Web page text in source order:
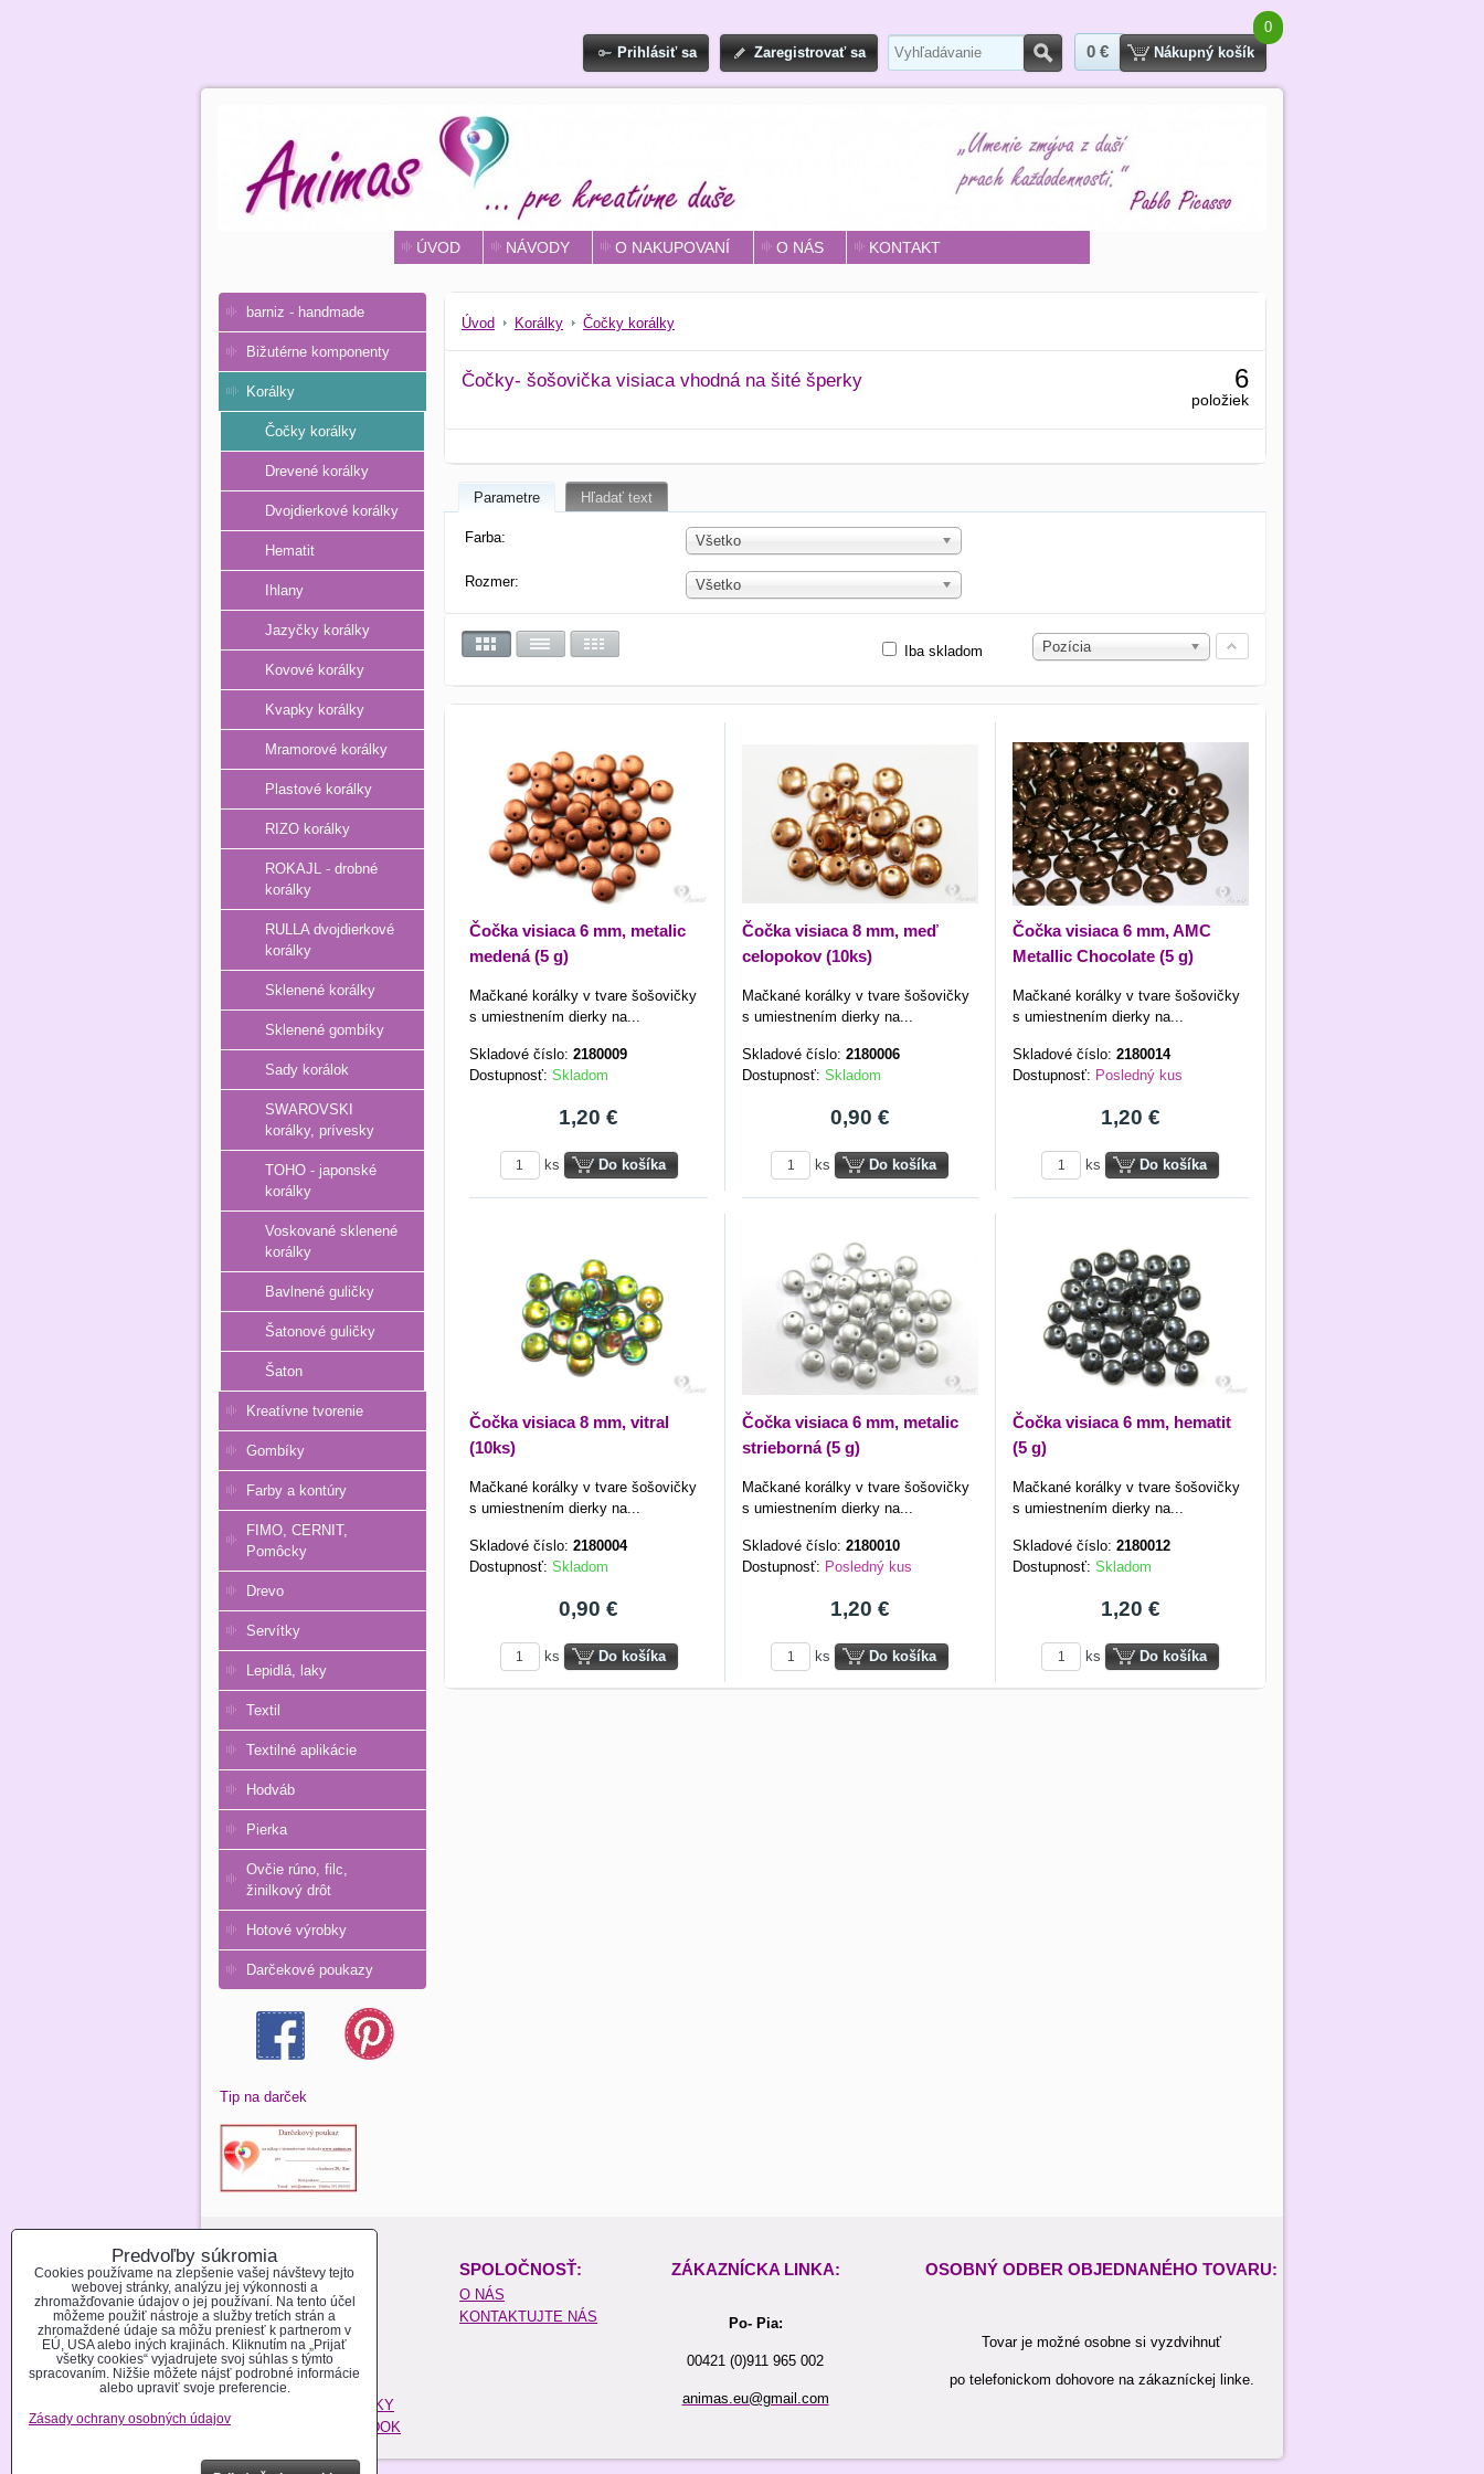
Prihlásiť sa Zaregistrovať sa Hľadať
0 €
0
Nákupný košík
ÚVOD NÁVODY O NAKUPOVANÍ O NÁS KONTAKT
Úvod Korálky Čočky korálky
Čočky- šošovička visiaca vhodná na šité šperky 6
položiek
Parametre Hľadať text
Farba: Všetko
Rozmer: Všetko
Pozícia
Iba skladom
Čočka visiaca 6 mm, metalic
medená (5 g)
Mačkané korálky v tvare šošovičky
s umiestnením dierky na...
Skladové číslo:2180009
Dostupnosť:Skladom
1,20 €
ks Do košíka
Čočka visiaca 8 mm, meď
celopokov (10ks)
Mačkané korálky v tvare šošovičky
s umiestnením dierky na...
Skladové číslo: 2180006
Dostupnosť: Skladom
0,90 €
ks Do košíka
Čočka visiaca 6 mm, AMC
Metallic Chocolate (5 g)
Mačkané korálky v tvare šošovičky
s umiestnením dierky na...
Skladové číslo: 2180014
Dostupnosť: Posledný kus
1,20 €
ks Do košíka
Čočka visiaca 8 mm, vitral
(10ks)
Mačkané korálky v tvare šošovičky
s umiestnením dierky na...
Skladové číslo:2180004
Dostupnosť:Skladom
0,90 €
ks Do košíka
Čočka visiaca 6 mm, metalic
strieborná (5 g)
Mačkané korálky v tvare šošovičky
s umiestnením dierky na...
Skladové číslo: 2180010
Dostupnosť: Posledný kus
1,20 €
ks Do košíka
Čočka visiaca 6 mm, hematit
(5 g)
Mačkané korálky v tvare šošovičky
s umiestnením dierky na...
Skladové číslo: 2180012
Dostupnosť: Skladom
1,20 €
ks Do košíka
barniz - handmade
Bižutérne komponenty
Korálky
Čočky korálky
Drevené korálky
Dvojdierkové korálky
Hematit
Ihlany
Jazyčky korálky
Kovové korálky
Kvapky korálky
Mramorové korálky
Plastové korálky
RIZO korálky
ROKAJL - drobné
korálky
RULLA dvojdierkové
korálky
Sklenené korálky
Sklenené gombíky
Sady korálok
SWAROVSKI
korálky, prívesky
TOHO - japonské
korálky
Voskované sklenené
korálky
Bavlnené guličky
Šatonové guličky
Šaton
Kreatívne tvorenie
Gombíky
Farby a kontúry
FIMO, CERNIT,
Pomôcky
Drevo
Servítky
Lepidlá, laky
Textil
Textilné aplikácie
Hodváb
Pierka
Ovčie rúno, filc,
žinilkový drôt
Hotové výrobky
Darčekové poukazy
Tip na darček
O NAKUPOVANÍ: SPOLOČNOSŤ: ZÁKAZNÍCKA LINKA: OSOBNÝ ODBER OBJEDNANÉHO TOVARU:
REGISTROVAŤ SA
AKO NAKUPOVAŤ
MOŽNOSTI PLATBY
MOŽNOSTI DOPRAVY
POŠTOVÉ NÁKLADY
OBCHODNÉ PODMIENKY
REKLAMAČNÝ PORIADOK
O NÁS
KONTAKTUJTE NÁS
Po- Pia:
00421 (0)911 965 002
animas.eu@gmail.com
Tovar je možné osobne si vyzdvihnuť
po telefonickom dohovore na zákazníckej linke.
Predvoľby súkromia
Cookies používame na zlepšenie vašej návštevy tejto
webovej stránky, analýzu jej výkonnosti a
zhromažďovanie údajov o jej používaní. Na tento účel
môžeme použiť nástroje a služby tretích strán a
zhromaždené údaje sa môžu preniesť k partnerom v
EÚ, USA alebo iných krajinách. Kliknutím na „Prijať
všetky cookies“ vyjadrujete svoj súhlas s týmto
spracovaním. Nižšie môžete nájsť podrobné informácie
alebo upraviť svoje preferencie.
Zásady ochrany osobných údajov